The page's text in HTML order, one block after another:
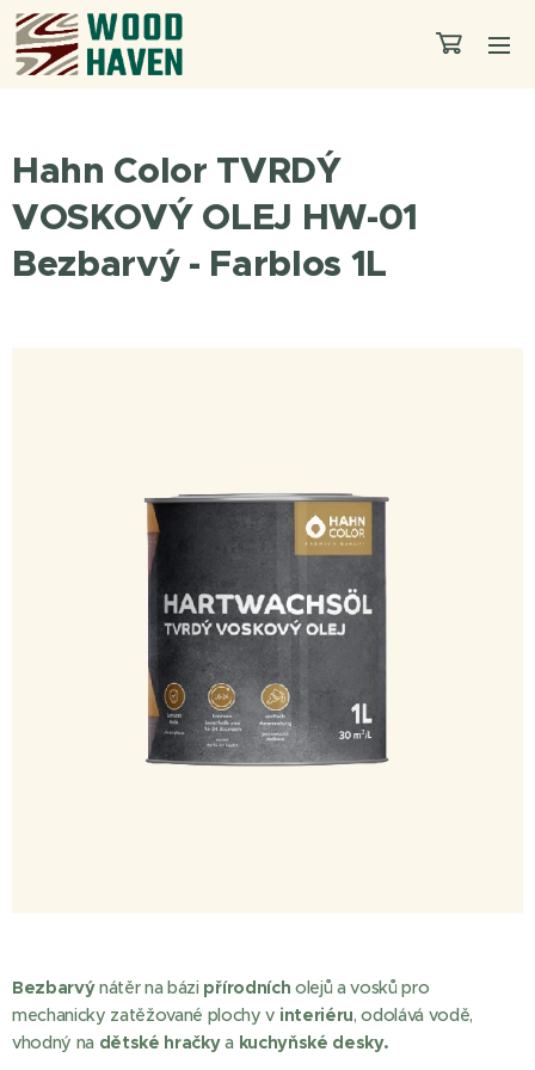
Hahn Color TVRDÝ
VOSKOVÝ OLEJ HW-01
Bezbarvý - Farblos 1L
Bezbarvýnátěr na bázi přírodních olejů a vosků pro
mechanicky zatěžované plochy v interiéru, odolává vodě,
vhodný na dětské hračkya kuchyňské desky.